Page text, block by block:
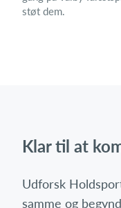
støt dem.
Klar til at
Udforsk
samme og